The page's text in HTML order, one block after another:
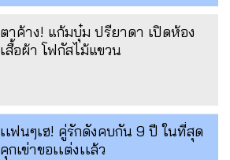
ตาค้าง! แก้มบุ๋ม ปรียาดา เปิดห้อง
เสื้อผ้า โฟกัสไม้แขวน
เเฟนๆเฮ! คู่รักดังคบกัน 9 ปี ในที่สุด
คุกเข่าขอเเต่งเเล้ว